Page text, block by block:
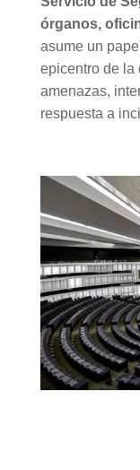
órganos,
asume un
epicentro de la
amenazas,
respuesta a